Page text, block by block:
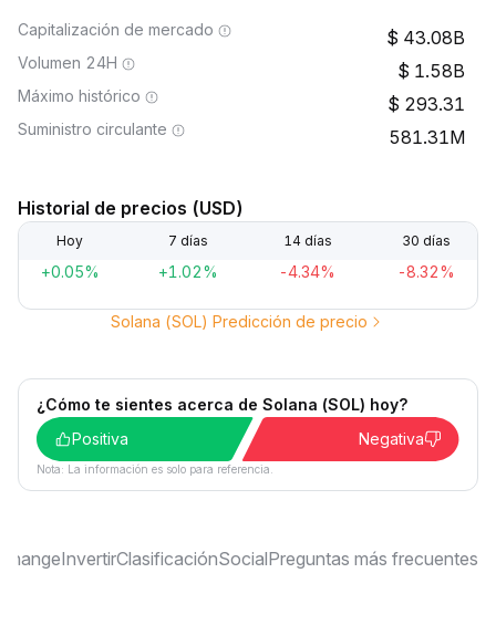
Capitalización de mercado 43.08B
Volumen 24H 1.58B
Máximo histórico 293.31
Suministro circulante 581.31M
Historial de precios (USD)
Hoy 7 días 14 días 30 días
+0.05% +1.02% -4.34% -8.32%
Solana (SOL) Predicción de precio
¿Cómo te sientes acerca de Solana (SOL) hoy?
Positiva
Negativa
Nota: La información es solo para referencia.
InvertirClasificaciónSocialPreguntas más frecuentes